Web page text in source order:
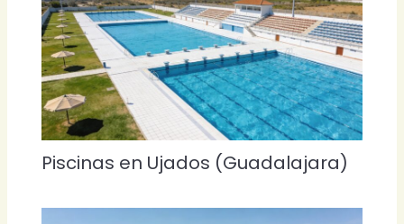
Piscinas en Ujados (Guadalajara)